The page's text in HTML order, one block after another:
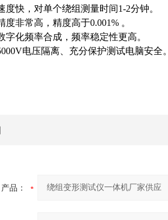
度快，对单个绕组测量时间1-2分钟。
度非常高，精度高于0.001% 。
字化频率合成，频率稳定性更高。
电压隔离、充分保护测试电脑安全。
产品：